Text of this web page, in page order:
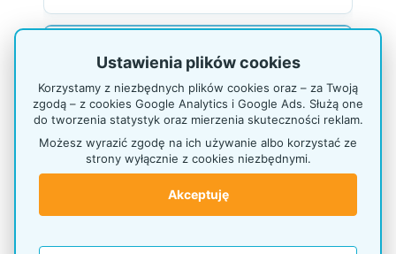
Ustawienia plików cookies
Korzystamy z niezbędnych plików cookies oraz – za Twoją
zgodą – z cookies Google Analytics i Google Ads. Służą one
do tworzenia statystyk oraz mierzenia skuteczności reklam.
Możesz wyrazić zgodę na ich używanie albo korzystać ze
strony wyłącznie z cookies niezbędnymi.
Akceptuję